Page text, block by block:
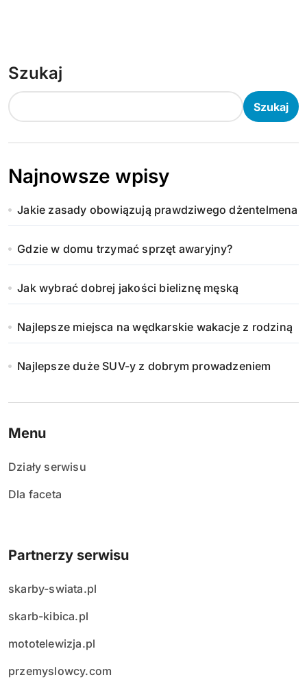
Szukaj
Szukaj
Najnowsze wpisy
Jakie zasady obowiązują prawdziwego dżentelmena
Gdzie w domu trzymać sprzęt awaryjny?
Jak wybrać dobrej jakości bieliznę męską
Najlepsze miejsca na wędkarskie wakacje z rodziną
Najlepsze duże SUV-y z dobrym prowadzeniem
Menu
Działy serwisu
Dla faceta
Partnerzy serwisu
skarby-swiata.pl
skarb-kibica.pl
mototelewizja.pl
przemyslowcy.com